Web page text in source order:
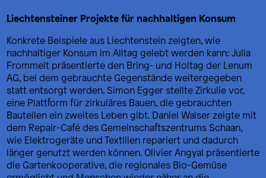
Liechtensteiner Projekte für nachhaltigen Konsum
Konkrete Beispiele aus Liechtenstein zeigten, wie
nachhaltiger Konsum im Alltag gelebt werden kann: Julia
Frommelt präsentierte den Bring- und Holtag der Lenum
AG, bei dem gebrauchte Gegenstände weitergegeben
statt entsorgt werden. Simon Egger stellte Zirkulie vor,
eine Plattform für zirkuläres Bauen, die gebrauchten
Bauteilen ein zweites Leben gibt. Daniel Walser zeigte mit
dem Repair-Café des Gemeinschaftszentrums Schaan,
wie Elektrogeräte und Textilien repariert und dadurch
länger genutzt werden können. Olivier Angyal präsentierte
die Gartenkooperative, die regionales Bio-Gemüse